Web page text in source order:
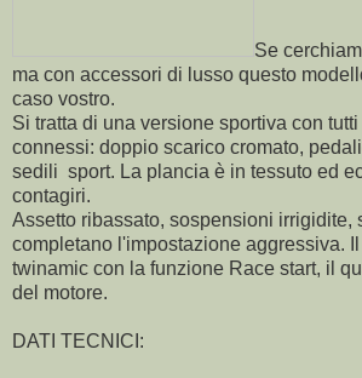
Se
ma con accessori di lusso questo
caso vostro.
Si tratta di una versione sportiva con
connessi: doppio scarico cromato,
sedili sport. La plancia è in tessuto ed
contagiri.
Assetto ribassato, sospensioni irrigidite,
completano l'impostazione aggressiva.
twinamic con la funzione Race start, il
del motore.
DATI TECNICI: